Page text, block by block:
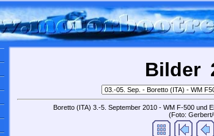
Bilder
Boretto (ITA) 3.-5. September 2010 - WM F-500 und
(Foto: